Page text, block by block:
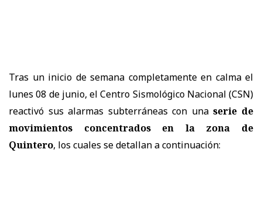
Tras un inicio de semana completamente en calma el
lunes 08 de junio, el Centro Sismológico Nacional (CSN)
reactivó sus alarmas subterráneas con unaserie de
movimientos concentrados en la zona de
Quintero, los cuales se detallan a continuación: